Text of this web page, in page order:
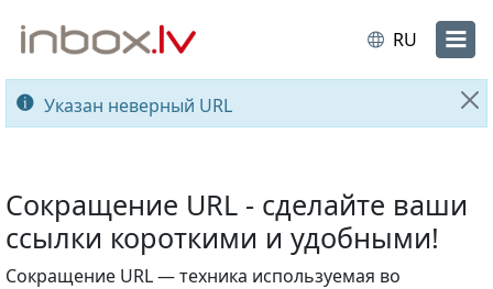
RU
Указан неверный URL
Сокращение URL - сделайте ваши
ссылки короткими и удобными!
Сокращение URL — техника используемая во